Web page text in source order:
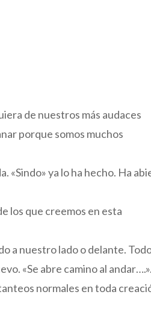
de nuestros más audaces
porque somos muchos
«Sindo» ya lo ha hecho. Ha
los que creemos en esta
a nuestro lado o delante.
«Se abre camino al andar….».
normales en toda